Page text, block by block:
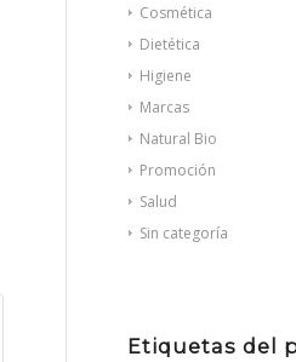
Cosmética
Dietética
Higiene
Marcas
Natural Bio
Promoción
Salud
Sin categoría
Etiquetas del